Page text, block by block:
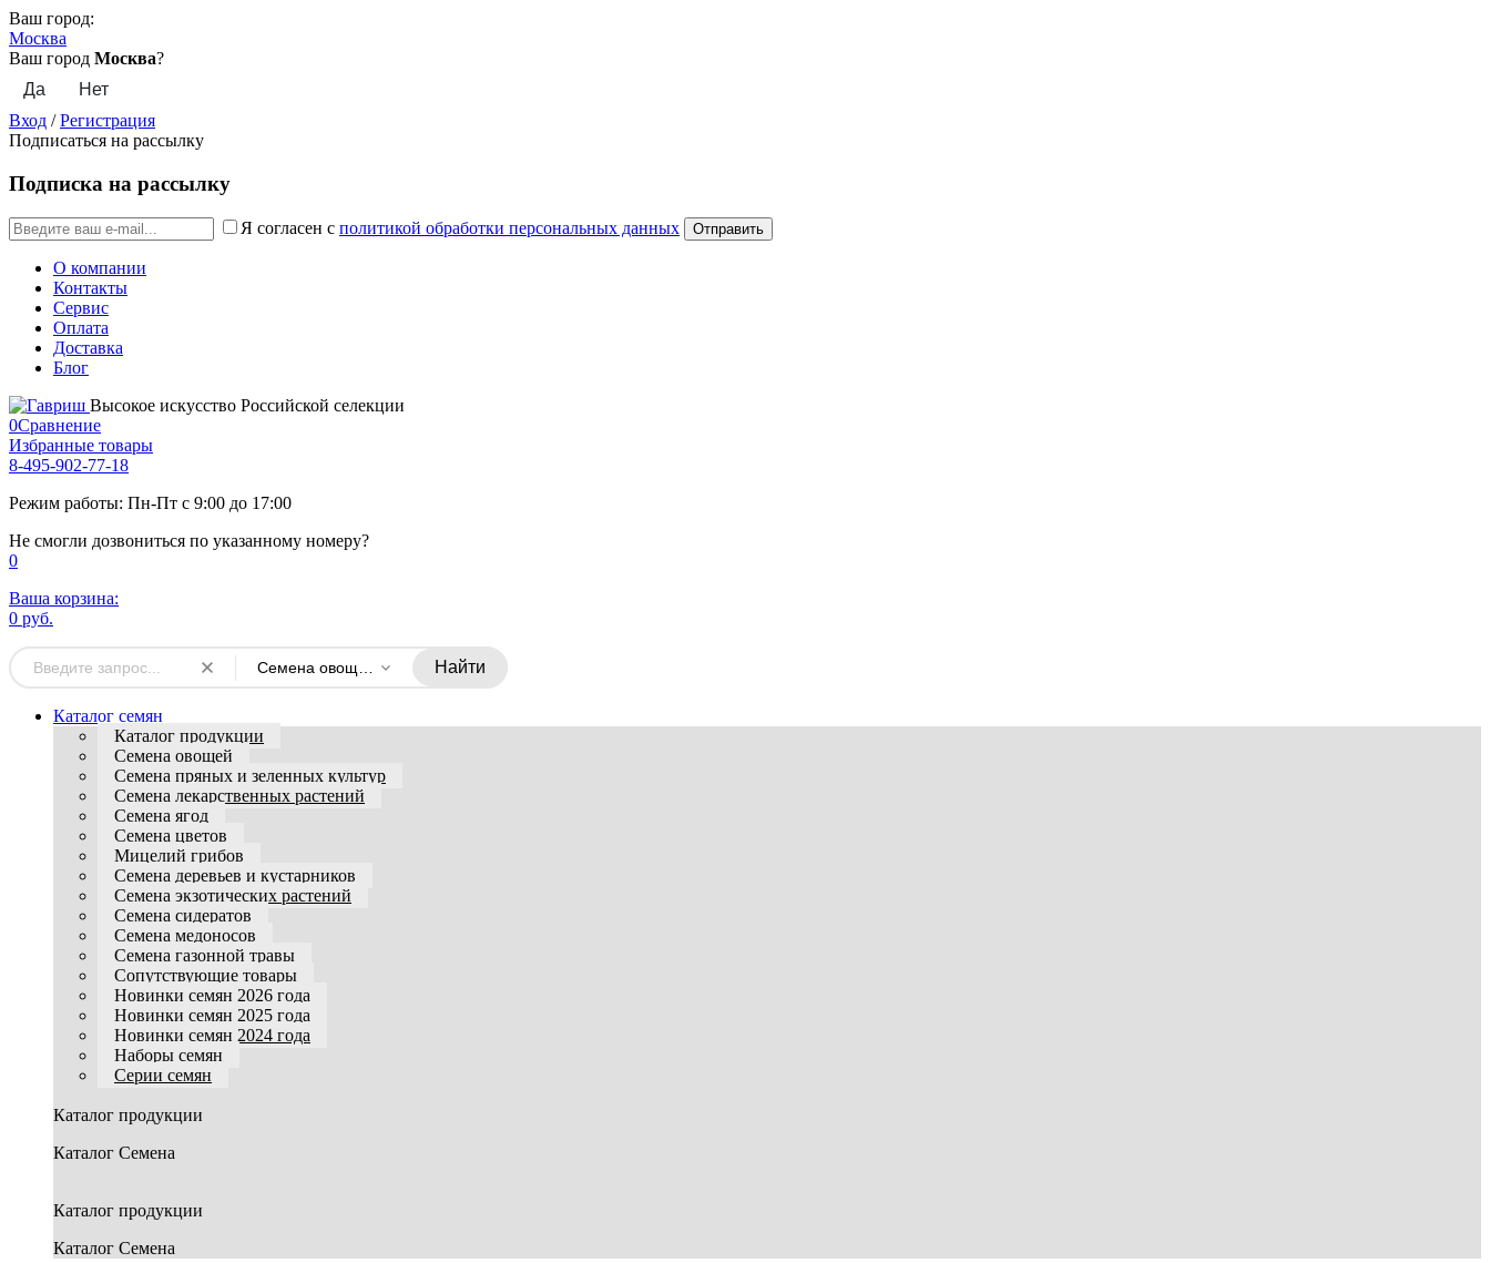
Ваш город:
Москва
Ваш город Москва?
Вход /Регистрация
Подписаться на рассылку
Подписка на рассылку
Я согласен с политикой обработки персональных данных
О компании
Контакты
Сервис
Оплата
Доставка
Блог
Высокое искусство Российской селекции
0Сравнение
Избранные товары
8-495-902-77-18
Режим работы: Пн-Пт с 9:00 до 17:00
Не смогли дозвониться по указанному номеру?
0
Ваша корзина:
0 руб.
Семена овощей Найти
Каталог семян
Каталог продукции
Семена овощей
Семена пряных и зеленных культур
Семена лекарственных растений
Семена ягод
Семена цветов
Мицелий грибов
Семена деревьев и кустарников
Семена экзотических растений
Семена сидератов
Семена медоносов
Семена газонной травы
Сопутствующие товары
Новинки семян 2026 года
Новинки семян 2025 года
Новинки семян 2024 года
Наборы семян
Серии семян
Каталог продукции
Каталог Семена
Каталог продукции
Каталог Семена